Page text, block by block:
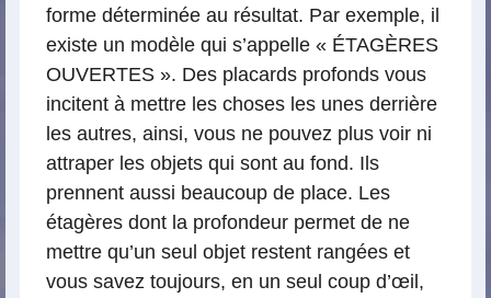
forme déterminée au résultat. Par exemple, il
existe un modèle qui s’appelle « ÉTAGÈRES
OUVERTES ». Des placards profonds vous
incitent à mettre les choses les unes derrière
les autres, ainsi, vous ne pouvez plus voir ni
attraper les objets qui sont au fond. Ils
prennent aussi beaucoup de place. Les
étagères dont la profondeur permet de ne
mettre qu’un seul objet restent rangées et
vous savez toujours, en un seul coup d’œil,